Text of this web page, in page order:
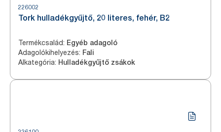
226002
Tork hulladékgyűjtő, 20 literes, fehér, B2
Termékcsalád: Egyéb adagoló
Adagolókihelyezés: Fali
Alkategória: Hulladékgyűjtő zsákok